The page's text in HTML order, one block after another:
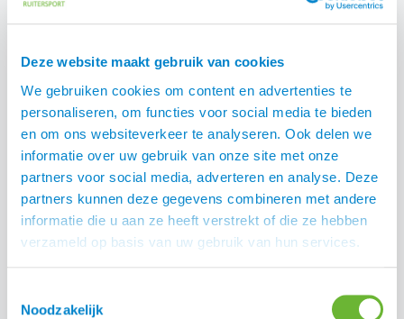
Deze website maakt gebruik van cookies
We gebruiken cookies om content en advertenties te
personaliseren, om functies voor social media te bieden
en om ons websiteverkeer te analyseren. Ook delen we
informatie over uw gebruik van onze site met onze
partners voor social media, adverteren en analyse. Deze
partners kunnen deze gegevens combineren met andere
informatie die u aan ze heeft verstrekt of die ze hebben
verzameld op basis van uw gebruik van hun services.
Noodzakelijk
Jodhpur rijbroek Cargo van ELT
Deel: